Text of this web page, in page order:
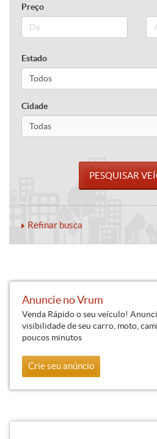
Preço
Estado
Cidade
Refinar busca
Anuncie no Vrum
Venda Rápido o seu veículo!
visibilidade de seu carro, moto,
poucos minutos
Crie seu anúncio